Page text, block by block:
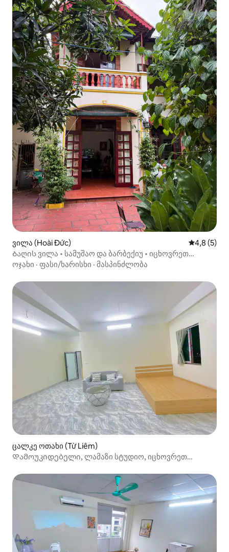
ვილა (Hoài Đức) საშუალო
4,8 (5)
Ბაღის ვილა • სამუშაო და ბარბექიუ • იცხოვრეთ
ადგილობრივივით
ოჯახი · ფასი/ხარისხი · მასპინძლობა
ცალკე ოთახი (Từ Liêm)
Დამოუკიდებელი, ლამაზი სტუდიო, იცხოვრეთ